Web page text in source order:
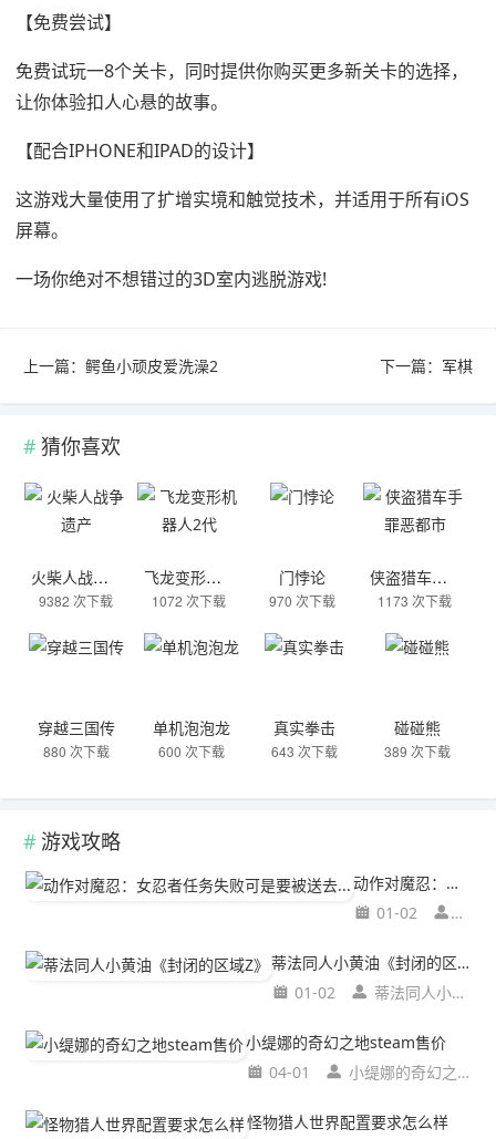
【免费尝试】
免费试玩一8个关卡，同时提供你购买更多新关卡的选择，
让你体验扣人心悬的故事。
【配合IPHONE和IPAD的设计】
这游戏大量使用了扩增实境和触觉技术，并适用于所有iOS
屏幕。
一场你绝对不想错过的3D室内逃脱游戏!
上一篇： 鳄鱼小顽皮爱洗澡2 下一篇： 军棋
猜你喜欢
火柴人战争遗产
9382 次下载
飞龙变形机器人2代
1072 次下载
门悖论
970 次下载
侠盗猎车手罪恶都市
1173 次下载
穿越三国传
880 次下载
单机泡泡龙
600 次下载
真实拳击
643 次下载
碰碰熊
389 次下载
游戏攻略
动作对魔忍：女忍者任务失败可是要被送去...
01-02
动作
蒂法同人小黄油《封闭的区域Z》
01-02
蒂法同人小黄油《封闭的区域Z》
小缇娜的奇幻之地steam售价
04-01
小缇娜的奇幻之地steam售价
怪物猎人世界配置要求怎么样